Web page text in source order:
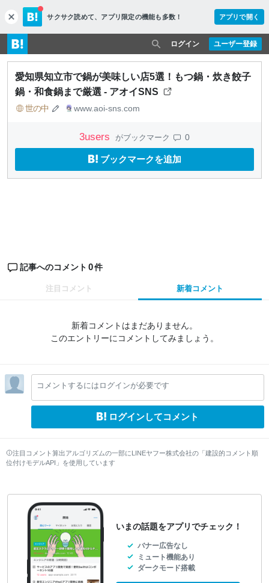
c
l
o
s
e
サクサク読めて、 アプリ限定の機能も多数！ アプリで開く
ユーザー登録
ログイン
愛知県知立市で鍋が美味しい店5選！もつ鍋・炊き餃子
鍋・和食鍋まで厳選 - アオイSNS
世の中 www.aoi-sns.com
3users がブックマーク 0
ブックマークを追加
記事へのコメント 0件
注目コメント 新着コメント
新着コメントはまだありません。
このエントリーにコメントしてみましょう。
コメントするにはログインが必要です
ログインしてコメント
注目コメント算出アルゴリズムの一部にLINEヤフー株式会社の「建設的コメント順
位付けモデルAPI」を使用しています
いまの話題をアプリでチェック！
バナー広告なし
ミュート機能あり
ダークモード搭載